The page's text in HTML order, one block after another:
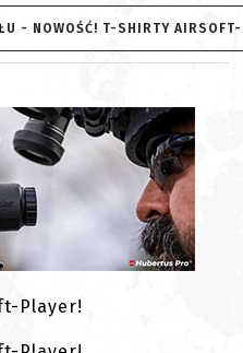
- NOWOŚĆ! T-SHIRTY AIRSOFT-